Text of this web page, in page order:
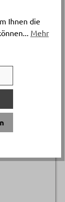
Ihnen die
Mehr